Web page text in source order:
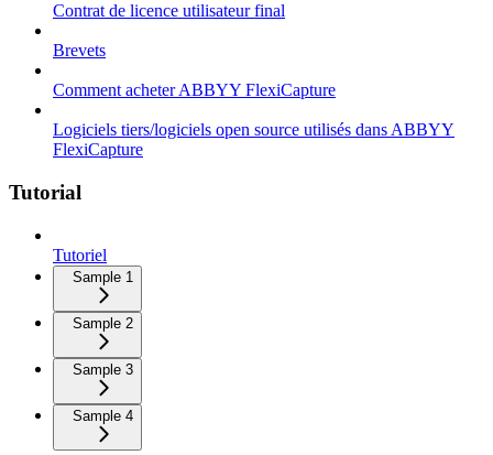
Contrat de licence utilisateur final
Brevets
Comment acheter ABBYY FlexiCapture
Logiciels tiers/logiciels open source utilisés dans ABBYY
FlexiCapture
Tutorial
Tutoriel
Sample 1
Sample 2
Sample 3
Sample 4